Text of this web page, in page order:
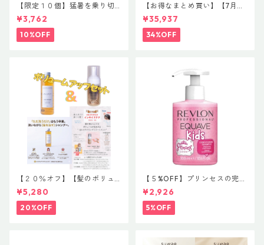
【限定１０個】猛暑を乗り切
る！サロン品質の極上クール
体験「フーチェ プレミアムAR
クールシャンプー 300ml」
¥3,762
10%OFF
【お得なまとめ買い】【7月末
まで限定】驚愕の2+1企画！#
イマヘア 贅沢コンプリートセ
ット 「今の髪が、一番好きに
なる。」
¥35,937
34%OFF
【２０％オフ】【髪のボリュ
ームアップコンビ】イマヘア
ケアシャンプー２５０ml￥３
３００＆インサイドクア１０
０ml￥３３００
¥5,280
20%OFF
【５%OFF】プリンセスの完璧
ヘアケア シャンプー 【レブ
ロン プロフェッショナル イク
エイブ キッズ プリンセスルッ
ク コンディショニングシャン
¥2,926
5%OFF